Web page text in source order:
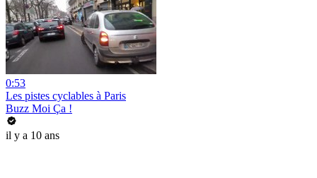
0:53
Les pistes cyclables à Paris
Buzz Moi Ça !
il y a 10 ans